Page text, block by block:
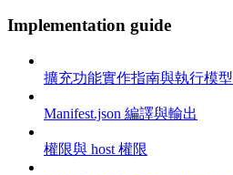
Implementation guide
擴充功能實作指南與執行模型
Manifest.json 編譯與輸出
權限與 host 權限